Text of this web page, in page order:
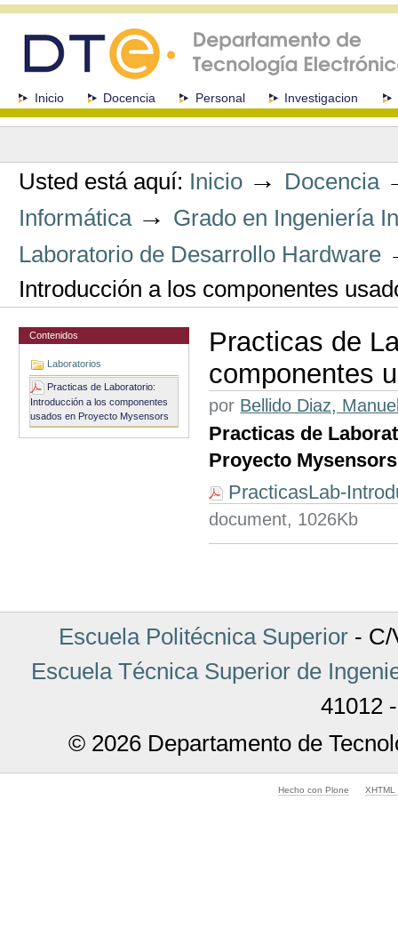
navegación
SeccionesInicio Docencia Personal Investigacion
Herramientas
Usted está aquí: Inicio → Docencia
Informática → Grado en Ingeniería
Laboratorio de Desarrollo Hardware
Introducción a los componentes
Contenidos
Laboratorios
Practicas de Laboratorio:
Introducción a los componentes
usados en Proyecto Mysensors
Practicas de
componentes
por Bellido Diaz,
Practicas de
Proyecto Mysensors
PracticasLab-
document, 1026Kb
Escuela Politécnica Superior- C/
Escuela Técnica Superior de
41012
© 2026 Departamento de
Hecho con Plone XHTML